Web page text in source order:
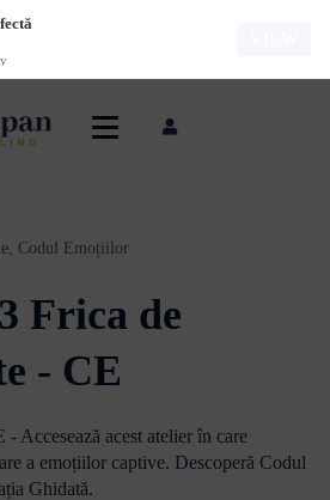
Codul Emoțiilor
Frica de
- CE
- Accesează acest atelier în care
a emoțiilor captive. Descoperă Codul
Ghidată.